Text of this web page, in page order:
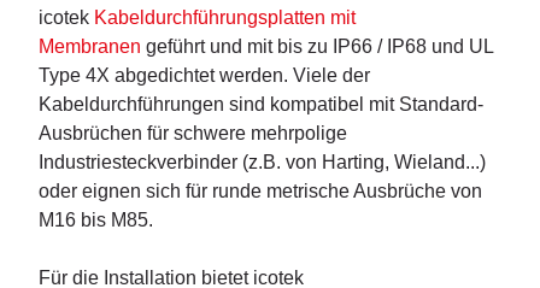
icotek Kabeldurchführungsplatten mit
Membranen geführt und mit bis zu IP66 / IP68 und UL
Type 4X abgedichtet werden. Viele der
Kabeldurchführungen sind kompatibel mit Standard-
Ausbrüchen für schwere mehrpolige
Industriesteckverbinder (z.B. von Harting, Wieland...)
oder eignen sich für runde metrische Ausbrüche von
M16 bis M85.
Für die Installation bietet icotek